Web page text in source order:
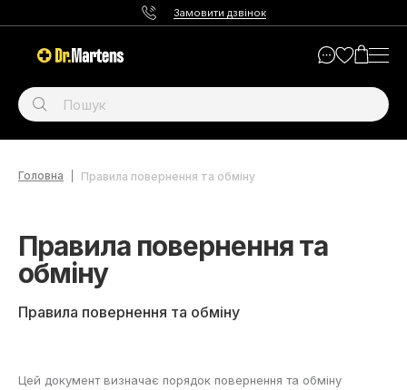
Замовити дзвінок
Головна Правила повернення та обміну
Правила повернення та
обміну
Правила повернення та обміну
Цей документ визначає порядок повернення та обміну